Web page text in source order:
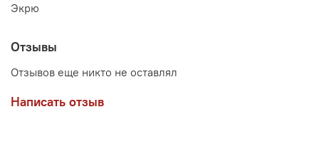
Экрю
Отзывы
Отзывов еще никто не оставлял
Написать отзыв